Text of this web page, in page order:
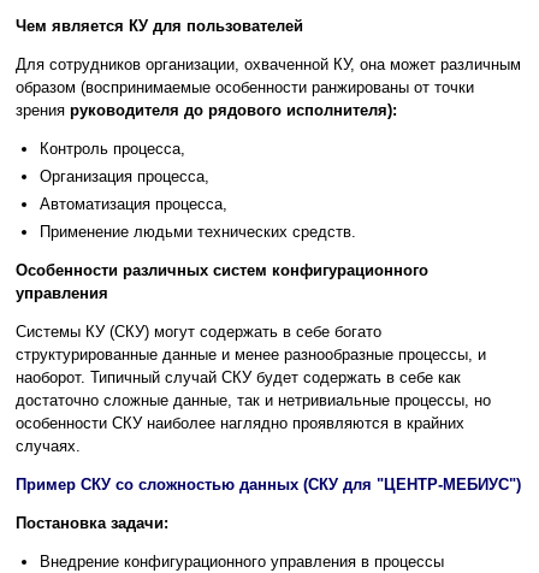
Чем является КУ для пользователей
Для сотрудников организации, охваченной КУ, она может различным
образом (воспринимаемые особенности ранжированы от точки
зрения руководителя до рядового исполнителя):
Контроль процесса,
Организация процесса,
Автоматизация процесса,
Применение людьми технических средств.
Особенности различных систем конфигурационного
управления
Системы КУ (СКУ) могут содержать в себе богато
структурированные данные и менее разнообразные процессы, и
наоборот. Типичный случай СКУ будет содержать в себе как
достаточно сложные данные, так и нетривиальные процессы, но
особенности СКУ наиболее наглядно проявляются в крайних
случаях.
Пример СКУ со сложностью данных (СКУ для "ЦЕНТР-МЕБИУС")
Постановка задачи:
Внедрение конфигурационного управления в процессы